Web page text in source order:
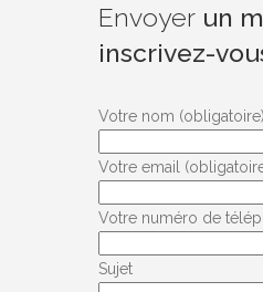
Envoyer un
inscrivez-
Votre nom (obligatoire)
Votre email
Votre numéro de
Sujet